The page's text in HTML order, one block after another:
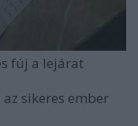
fúj a lejárat
sikeres ember